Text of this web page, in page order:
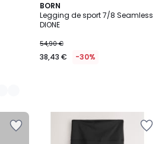
BORN
Legging de sport 7/8 Seamless
DIONE
54,90 €
38,43 € -30%